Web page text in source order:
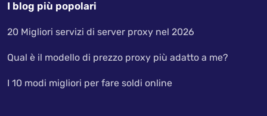
I blog più popolari
20 Migliori servizi di server proxy nel 2026
Qual è il modello di prezzo proxy più adatto a me?
I 10 modi migliori per fare soldi online